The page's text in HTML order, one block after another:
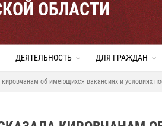
ОБЛАСТИ
ДЕЯТЕЛЬНОСТЬ ДЛЯ ГРАЖДАН
об имеющихся вакансиях и условиях